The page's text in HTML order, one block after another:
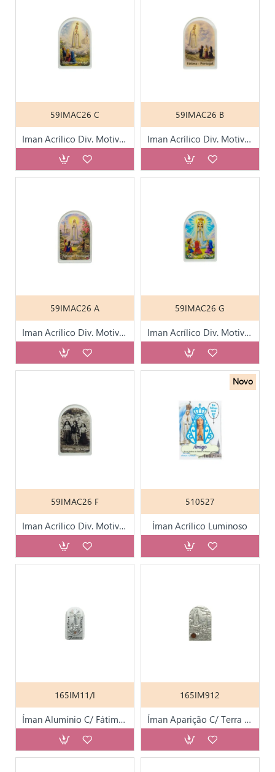
59IMAC26 C
Iman Acrílico Div. Motivos
59IMAC26 B
Iman Acrílico Div. Motivos
59IMAC26 A
Iman Acrílico Div. Motivos
59IMAC26 G
Iman Acrílico Div. Motivos
59IMAC26 F
Iman Acrílico Div. Motivos
Novo
510527
Íman Acrílico Luminoso
165IM11/I
Íman Alumínio C/ Fátima Metal
165IM912
Íman Aparição C/ Terra de Fátima